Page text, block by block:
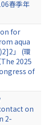
春季年
for
aqua
」 (環
2025
of
on
2-